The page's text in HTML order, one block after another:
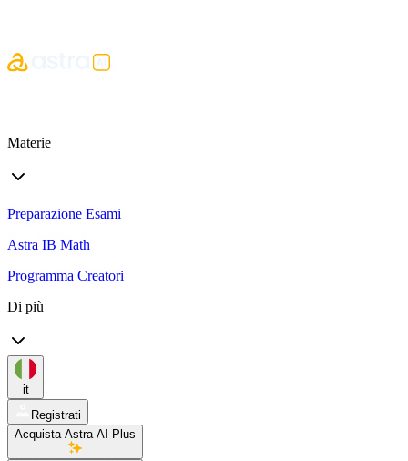
Materie
Preparazione Esami
Astra IB Math
Programma Creatori
Di più
it
Registrati
Acquista Astra AI Plus